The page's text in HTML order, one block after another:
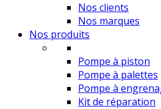
Nos clients
Nos marques
Nos produits
Pompe à piston
Pompe à palettes
Pompe à
Kit de réparation